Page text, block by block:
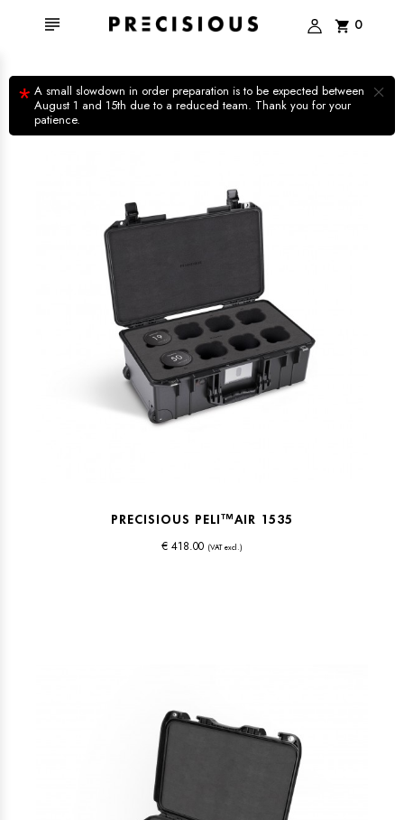
 shopping_cart 0
×
* A small slowdown in order preparation is to be expected between
August 1 and 15th due to a reduced team. Thank you for your
patience.
PRECISIOUS PELI™AIR 1535
€ 418.00 (VAT excl.)